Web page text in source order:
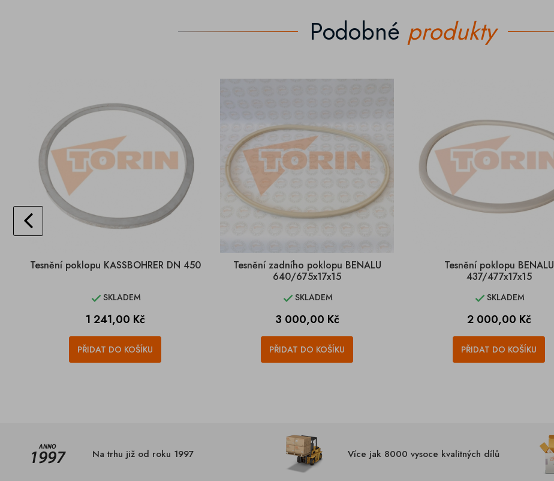
Podobné produkty
Tesnění poklopu KASSBOHRER DN 450
SKLADEM
Cena
1 241,00 Kč
PŘIDAT DO KOŠÍKU
Tesnění zadního poklopu BENALU
640/675x17x15
SKLADEM
Cena
3 000,00 Kč
PŘIDAT DO KOŠÍKU
Tesnění poklopu BENALU
437/477x17x15
SKLADEM
Cena
2 000,00 Kč
PŘIDAT DO KOŠÍKU
Na trhu již od roku 1997 Více jak 8000 vysoce kvalitných dílů